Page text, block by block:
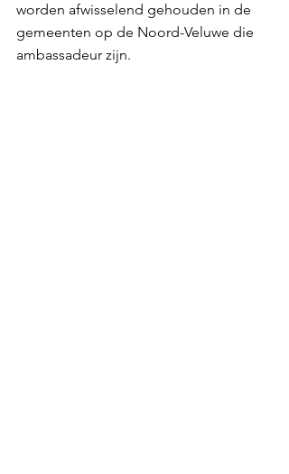
worden afwisselend gehouden in de
gemeenten op de Noord-Veluwe die
ambassadeur zijn.